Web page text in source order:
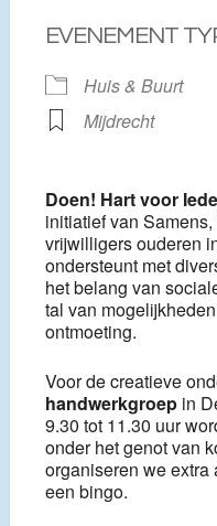
EVENEMENT
Huis & Buurt
Mijdrecht
Doen! Hart voor
initiatief van
vrijwilligers ouderen
ondersteunt met
het belang van
tal van
ontmoeting.
Voor de creatieve
handwerkgroep in
9.30 tot 11.30 uur
onder het genot van
organiseren we
een bingo.